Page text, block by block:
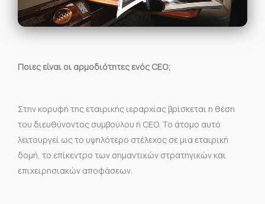
Ποιες είναι οι αρμοδιότητες ενός CEO;
Στην κορυφή της εταιρικής ιεραρχίας βρίσκεται η θέση
του διευθύνοντος συμβούλου ή CEO. Το άτομο αυτό
λειτουργεί ως το υψηλότερο στέλεχος σε μια εταιρική
δομή, το επίκεντρο των σημαντικών στρατηγικών και
επιχειρησιακών αποφάσεων.